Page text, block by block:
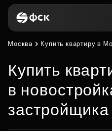
Москва Купить квартиру в
Купить
в
застройщика